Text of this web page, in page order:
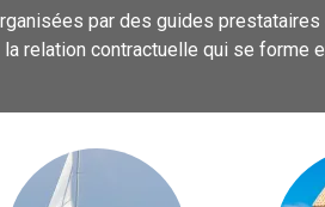
par des guides
relation contractuelle qui se forme